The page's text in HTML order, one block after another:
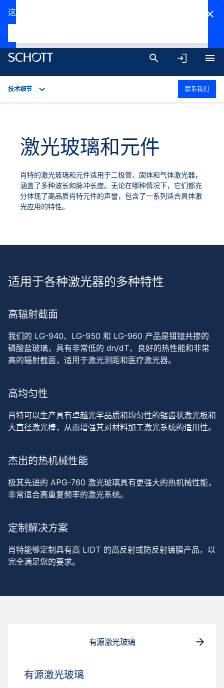
这符合您的偏好吗？请选择。
技术细节
下载
技术细节 联系我们
激光玻璃和元件
肖特的激光玻璃和元件适用于二极管、固体和气体激光器，
涵盖了多种波长和脉冲长度。无论在哪种情况下，它们都充
分体现了高品质肖特元件的声誉，包含了一系列适合具体激
光应用的特性。
适用于各种激光器的多种特性
高辐射截面
我们的 LG-940、LG-950 和 LG-960 产品是铒镱共掺的
磷酸盐玻璃，具有非常低的 dn/dT、良好的热性能和非常
高的辐射截面，适用于激光测距和医疗激光器。
高均匀性
肖特可以生产具有卓越光学品质和均匀性的锯齿状激光板和
大直径激光棒，从而增强其对材料加工激光系统的适用性。
杰出的热机械性能
极其先进的 APG-760 激光玻璃具有更强大的热机械性能，
非常适合高重复频率的激光系统。
定制解决方案
肖特能够定制具有高 LIDT 的高反射或防反射镀膜产品，以
完全满足您的要求。
有源激光玻璃
有源激光玻璃
G-750 LG-760